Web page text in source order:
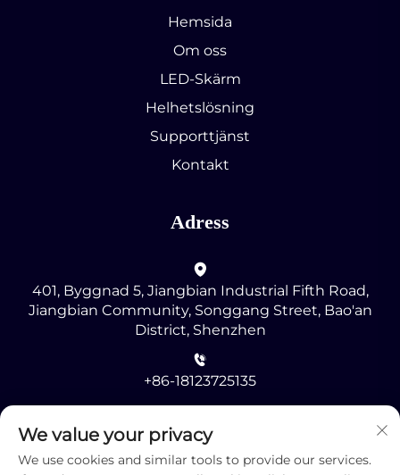
Hemsida
Om oss
LED-Skärm
Helhetslösning
Supporttjänst
Kontakt
Adress
401, Byggnad 5, Jiangbian Industrial Fifth Road,
Jiangbian Community, Songgang Street, Bao'an
District, Shenzhen
+86-18123725135
[email protected]
We value your privacy
We use cookies and similar tools to provide our services.